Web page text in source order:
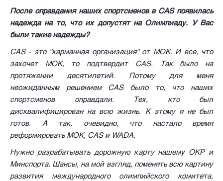
После оправдания наших спортсменов в CAS появилась
надежда на то, что их допустят на Олимпиаду. У Вас
были такие надежды?
CAS - это "карманная организация" от МОК. И все, что
захочет МОК, то подтвердит CAS. Так было на
протяжении десятилетий. Потому для меня
неожиданным решением CAS было то, что наших
спортсменов оправдали. Тех, кто был
дисквалифицирован на всю жизнь. К этому я не был
готов. А так, очевидно, что настало время
реформировать МОК, CAS и WADA.
Нужно разрабатывать дорожную карту нашему ОКР и
Минспорта. Шансы, на мой взгляд, поменять всю картину
развития международного олимпийского комитета,